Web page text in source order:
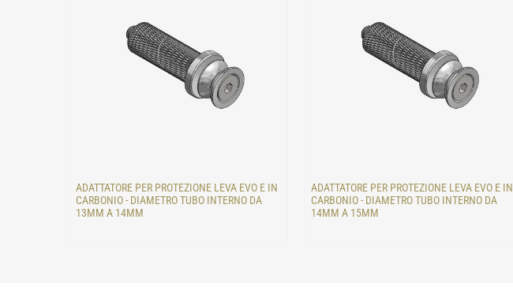
ADATTATORE PER PROTEZIONE LEVA EVO E IN
CARBONIO - DIAMETRO TUBO INTERNO DA
13MM A 14MM
ADATTATORE PER PROTEZIONE LEVA EVO E IN
CARBONIO - DIAMETRO TUBO INTERNO DA
14MM A 15MM